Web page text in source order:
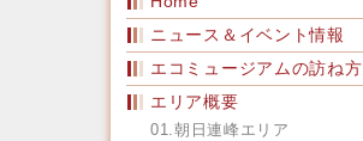
ニュース＆イベント情報
エコミュージアムの訪ね方
エリア概要
01.朝日連峰エリア